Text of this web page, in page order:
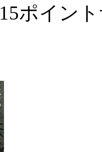
15ポイン